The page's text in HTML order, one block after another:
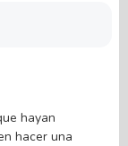
hayan
hacer una